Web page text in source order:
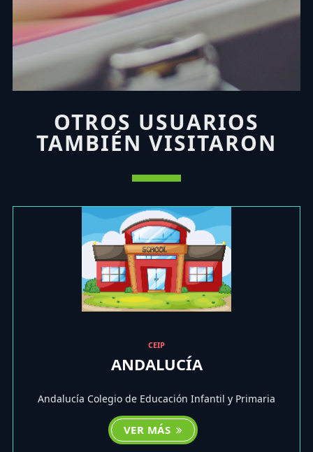
OTROS USUARIOS
TAMBIÉN VISITARON
CEIP
ANDALUCÍA
Andalucía Colegio de Educación Infantil y Primaria
VER MÁS